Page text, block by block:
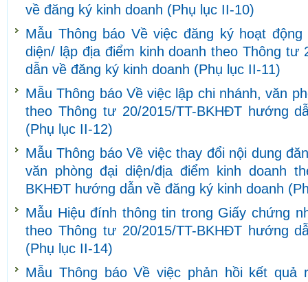
về đăng ký kinh doanh (Phụ lục II-10)
Mẫu Thông báo Về việc đăng ký hoạt
diện/ lập địa điểm kinh doanh theo Thông tư
dẫn về đăng ký kinh doanh (Phụ lục II-11)
Mẫu Thông báo Về việc lập chi nhánh, văn
theo Thông tư 20/2015/TT-BKHĐT hướng
(Phụ lục II-12)
Mẫu Thông báo Về việc thay đổi nội dung
văn phòng đại diện/địa điểm kinh doanh
BKHĐT hướng dẫn về đăng ký kinh doanh
Mẫu Hiệu đính thông tin trong Giấy chứng
theo Thông tư 20/2015/TT-BKHĐT hướng
(Phụ lục II-14)
Mẫu Thông báo Về việc phản hồi kết quả